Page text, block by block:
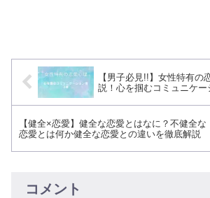
【男子必見!!】女性特有の
説！心を掴むコミュニケー
【健全×恋愛】健全な恋愛とはなに？不健全な
恋愛とは何か健全な恋愛との違いを徹底解説
コメント